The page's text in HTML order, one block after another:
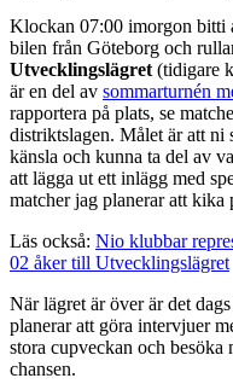
Klockan 07:00 imorgon bitti
bilen från Göteborg och
Utvecklingslägret (tidigare
är en del av sommarturnén
rapportera på plats, se
distriktslagen. Målet är att ni
känsla och kunna ta del av
att lägga ut ett inlägg med
matcher jag planerar att kika
Läs också: Nio klubbar
02 åker till Utvecklingslägret
När lägret är över är det
planerar att göra intervjuer
stora cupveckan och besöka
chansen.